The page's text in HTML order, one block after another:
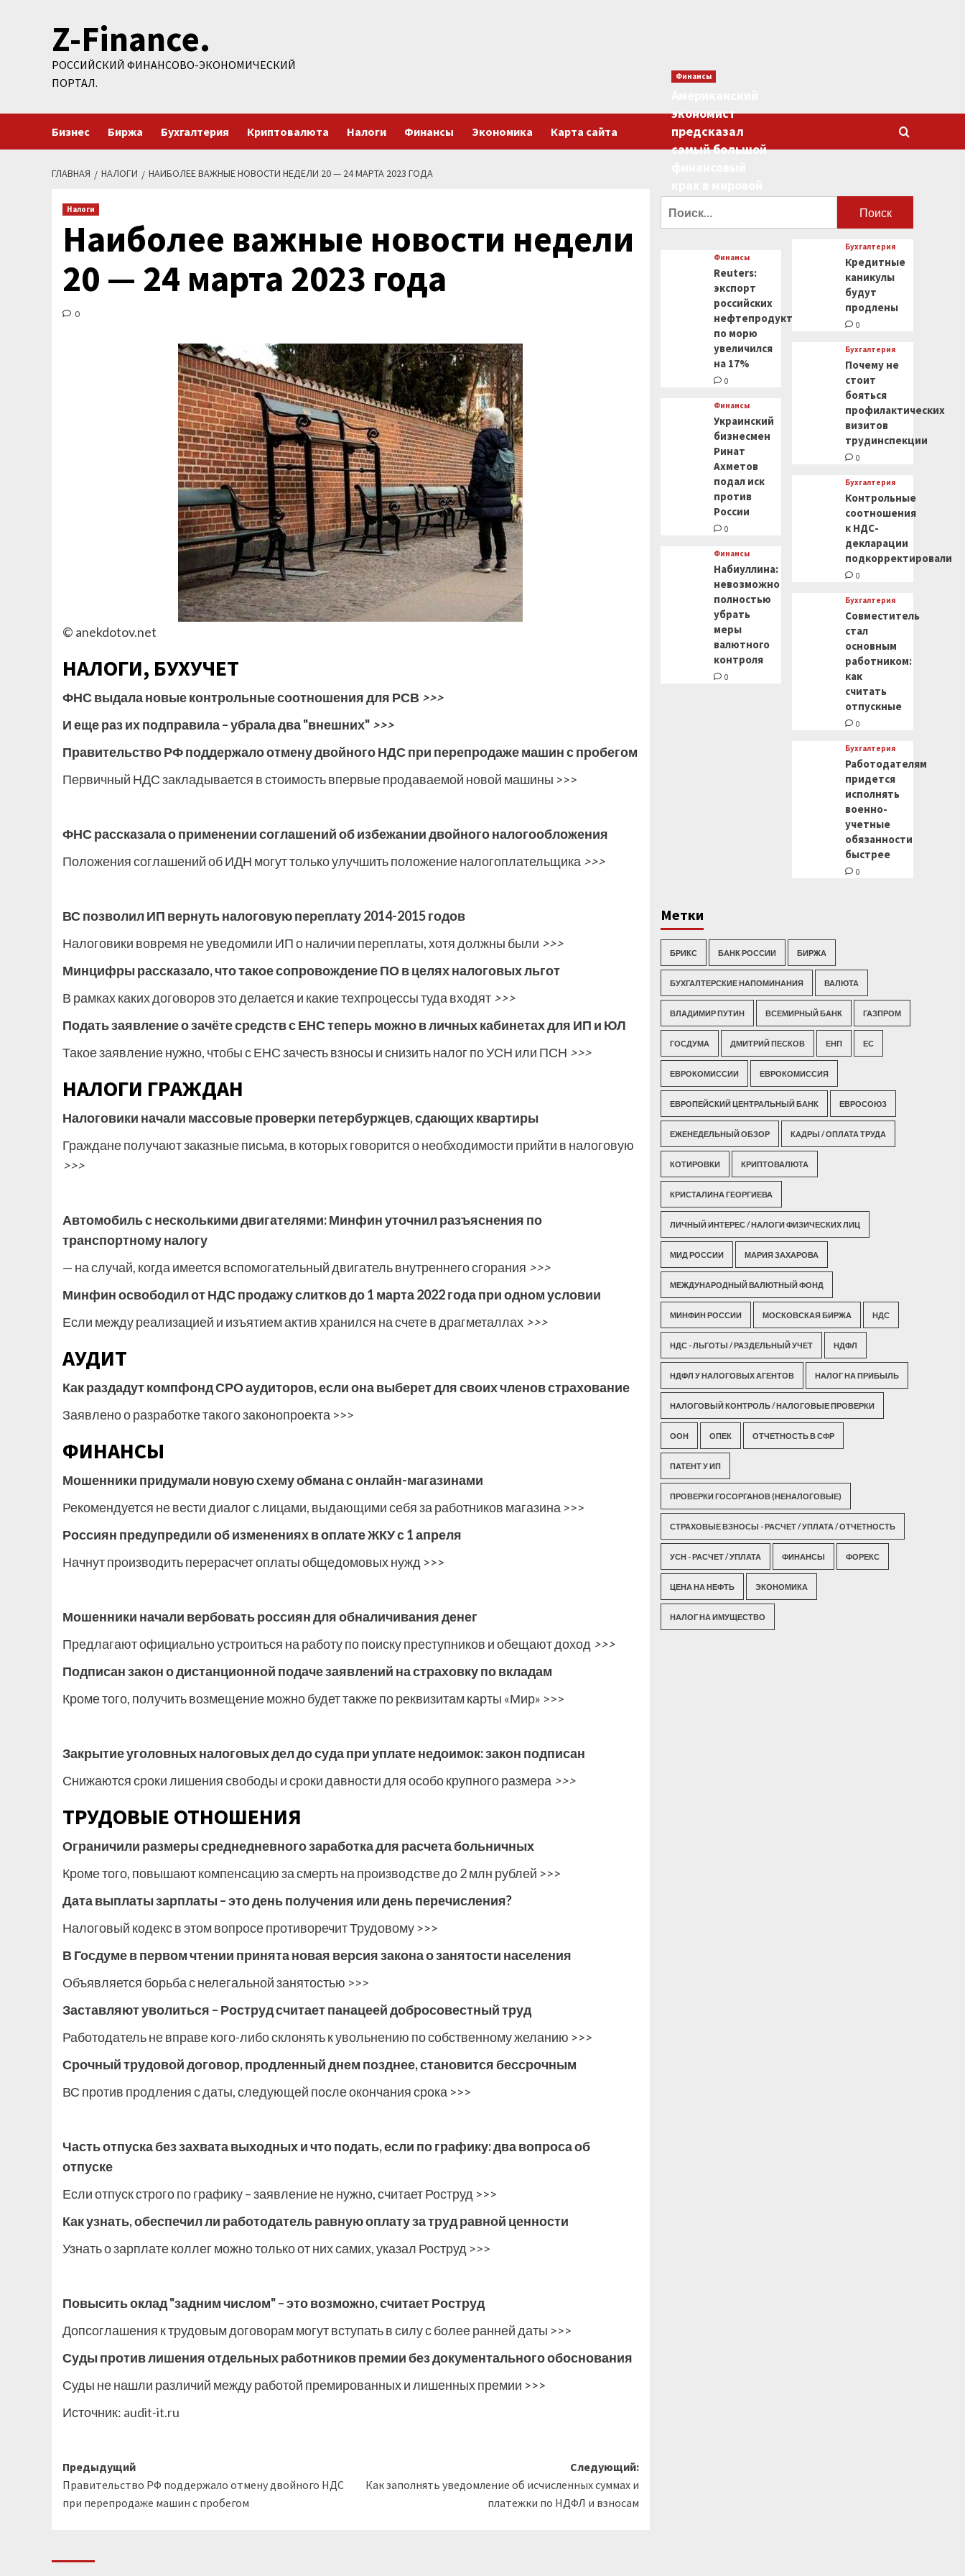
содержимомуZ-Finance.
РОССИЙСКИЙ ФИНАНСОВО-ЭКОНОМИЧЕСКИЙ
ПОРТАЛ.
Бизнес Биржа Бухгалтерия Криптовалюта Налоги Финансы Экономика Карта сайта
ГЛАВНАЯ НАЛОГИ НАИБОЛЕЕ ВАЖНЫЕ НОВОСТИ НЕДЕЛИ 20 — 24 МАРТА 2023 ГОДА
Налоги
Наиболее важные новости недели
20 — 24 марта 2023 года
0
© anekdotov.net
НАЛОГИ, БУХУЧЕТ
ФНС выдала новые контрольные соотношения для РСВ >>>
И еще раз их подправила – убрала два "внешних" >>>
Правительство РФ поддержало отмену двойного НДС при перепродаже машин с пробегом
Первичный НДС закладывается в стоимость впервые продаваемой новой машины >>>
ФНС рассказала о применении соглашений об избежании двойного налогообложения
Положения соглашений об ИДН могут только улучшить положение налогоплательщика >>>
ВС позволил ИП вернуть налоговую переплату 2014-2015 годов
Налоговики вовремя не уведомили ИП о наличии переплаты, хотя должны были >>>
Минцифры рассказало, что такое сопровождение ПО в целях налоговых льгот
В рамках каких договоров это делается и какие техпроцессы туда входят >>>
Подать заявление о зачёте средств с ЕНС теперь можно в личных кабинетах для ИП и ЮЛ
Такое заявление нужно, чтобы с ЕНС зачесть взносы и снизить налог по УСН или ПСН >>>
НАЛОГИ ГРАЖДАН
Налоговики начали массовые проверки петербуржцев, сдающих квартиры
Граждане получают заказные письма, в которых говорится о необходимости прийти в налоговую
>>>
Автомобиль с несколькими двигателями: Минфин уточнил разъяснения по
транспортному налогу
— на случай, когда имеется вспомогательный двигатель внутреннего сгорания >>>
Минфин освободил от НДС продажу слитков до 1 марта 2022 года при одном условии
Если между реализацией и изъятием актив хранился на счете в драгметаллах >>>
АУДИТ
Как раздадут компфонд СРО аудиторов, если она выберет для своих членов страхование
Заявлено о разработке такого законопроекта >>>
ФИНАНСЫ
Мошенники придумали новую схему обмана с онлайн-магазинами
Рекомендуется не вести диалог с лицами, выдающими себя за работников магазина >>>
Россиян предупредили об изменениях в оплате ЖКУ с 1 апреля
Начнут производить перерасчет оплаты общедомовых нужд >>>
Мошенники начали вербовать россиян для обналичивания денег
Предлагают официально устроиться на работу по поиску преступников и обещают доход >>>
Подписан закон о дистанционной подаче заявлений на страховку по вкладам
Кроме того, получить возмещение можно будет также по реквизитам карты «Мир» >>>
Закрытие уголовных налоговых дел до суда при уплате недоимок: закон подписан
Снижаются сроки лишения свободы и сроки давности для особо крупного размера >>>
ТРУДОВЫЕ ОТНОШЕНИЯ
Ограничили размеры среднедневного заработка для расчета больничных
Кроме того, повышают компенсацию за смерть на производстве до 2 млн рублей >>>
Дата выплаты зарплаты – это день получения или день перечисления?
Налоговый кодекс в этом вопросе противоречит Трудовому >>>
В Госдуме в первом чтении принята новая версия закона о занятости населения
Объявляется борьба с нелегальной занятостью >>>
Заставляют уволиться – Роструд считает панацеей добросовестный труд
Работодатель не вправе кого-либо склонять к увольнению по собственному желанию >>>
Срочный трудовой договор, продленный днем позднее, становится бессрочным
ВС против продления с даты, следующей после окончания срока >>>
Часть отпуска без захвата выходных и что подать, если по графику: два вопроса об
отпуске
Если отпуск строго по графику – заявление не нужно, считает Роструд >>>
Как узнать, обеспечил ли работодатель равную оплату за труд равной ценности
Узнать о зарплате коллег можно только от них самих, указал Роструд >>>
Повысить оклад "задним числом" – это возможно, считает Роструд
Допсоглашения к трудовым договорам могут вступать в силу с более ранней даты >>>
Суды против лишения отдельных работников премии без документального обоснования
Суды не нашли различий между работой премированных и лишенных премии >>>
Источник: audit-it.ru
Навигация
записи
Предыдущий
Правительство РФ поддержало отмену двойного НДС
при перепродаже машин с пробегом
Следующий:
Как заполнять уведомление об исчисленных суммах и
платежки по НДФЛ и взносам
Финансы
экономист
предсказал
самый большой
Финансы
Reuters:
экспорт
российских
нефтепродуктов
по морю
увеличился
на 17%
0
Финансы
Украинский
бизнесмен
Ринат
Ахметов
подал иск
против
России
0
Финансы
Набиуллина:
невозможно
полностью
убрать
меры
валютного
контроля
0
Бухгалтерия
Кредитные
каникулы
будут
продлены
0
Бухгалтерия
Почему не
стоит
бояться
профилактических
визитов
трудинспекции
0
Бухгалтерия
Контрольные
соотношения
к НДС-
декларации
подкорректировали
0
Бухгалтерия
Совместитель
стал
основным
работником:
как
считать
отпускные
0
Бухгалтерия
Работодателям
придется
исполнять
военно-
учетные
обязанности
быстрее
0
Метки
БРИКС БАНК РОССИИ БИРЖА
БУХГАЛТЕРСКИЕ НАПОМИНАНИЯ ВАЛЮТА
ВЛАДИМИР ПУТИН ВСЕМИРНЫЙ БАНК ГАЗПРОМ
ГОСДУМА ДМИТРИЙ ПЕСКОВ ЕНП ЕС
ЕВРОКОМИССИИ ЕВРОКОМИССИЯ
ЕВРОПЕЙСКИЙ ЦЕНТРАЛЬНЫЙ БАНК ЕВРОСОЮЗ
ЕЖЕНЕДЕЛЬНЫЙ ОБЗОР КАДРЫ / ОПЛАТА ТРУДА
КОТИРОВКИ КРИПТОВАЛЮТА
КРИСТАЛИНА ГЕОРГИЕВА
ЛИЧНЫЙ ИНТЕРЕС / НАЛОГИ ФИЗИЧЕСКИХ ЛИЦ
МИД РОССИИ МАРИЯ ЗАХАРОВА
МЕЖДУНАРОДНЫЙ ВАЛЮТНЫЙ ФОНД
МИНФИН РОССИИ МОСКОВСКАЯ БИРЖА НДС
НДС - ЛЬГОТЫ / РАЗДЕЛЬНЫЙ УЧЕТ НДФЛ
НДФЛ У НАЛОГОВЫХ АГЕНТОВ НАЛОГ НА ПРИБЫЛЬ
НАЛОГОВЫЙ КОНТРОЛЬ / НАЛОГОВЫЕ ПРОВЕРКИ
ООН ОПЕК ОТЧЕТНОСТЬ В СФР
ПАТЕНТ У ИП
ПРОВЕРКИ ГОСОРГАНОВ (НЕНАЛОГОВЫЕ)
СТРАХОВЫЕ ВЗНОСЫ - РАСЧЕТ / УПЛАТА / ОТЧЕТНОСТЬ
УСН - РАСЧЕТ / УПЛАТА ФИНАНСЫ ФОРЕКС
ЦЕНА НА НЕФТЬ ЭКОНОМИКА
НАЛОГ НА ИМУЩЕСТВО